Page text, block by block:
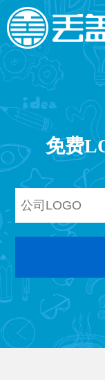
免费